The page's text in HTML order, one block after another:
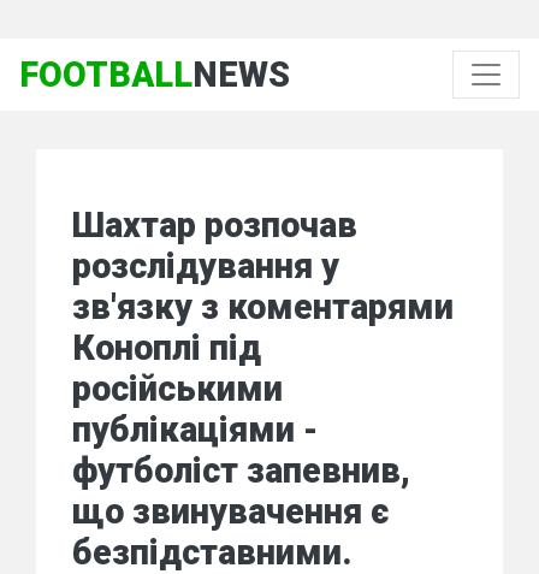
FOOTBALLNEWS
Шахтар розпочав
розслідування у
зв'язку з коментарями
Коноплі під
російськими
публікаціями -
футболіст запевнив,
що звинувачення є
безпідставними.